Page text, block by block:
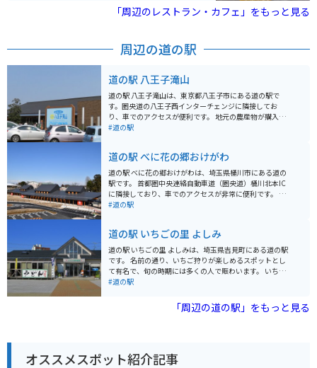
「周辺のレストラン・カフェ」をもっと見る
周辺の道の駅
道の駅 八王子滝山
道の駅 八王子滝山は、東京都八王子市にある道の駅で
す。圏央道の八王子西インターチェンジに隣接してお
り、車でのアクセスが便利です。 地元の農産物が購入で
きる「農産物直売所」や、地元食材を使った料理が楽し
野菜は人気が高く、旬の野菜を目当てに訪れる人も多く
います。レストランでは、八王子ラーメンや、地元産の
野菜を使った料理などが人気です。 バイクで訪れる場
合、駐車場も広く停めやすいので安心です。ツーリング
の休憩場所としてもおすすめです。道の駅のすぐ近くに
を訪れた際には、ぜひ地元産の野菜や、特産品のお土産
を購入してみてください。
#道の駅
道の駅 べに花の郷おけがわ
道の駅 べに花の郷おけがわは、埼玉県桶川市にある道の
駅です。 首都圏中央連絡自動車道（圏央道）桶川北本IC
に隣接しており、車でのアクセスが非常に便利です。 バ
イクで訪れる場合も、駐車場が広いため安心して駐輪で
ます。 桶川市はベニバナ（紅花）の生産が盛んな地域で
あり、道の駅 べに花の郷おけがわでも、ベニバナ関連の
商品を多数取り扱っています。 紅花染め体験なども開催
されているので、興味のある方はぜひ参加してみてくだ
さい。 また、桶川市は、中山道の宿場町として栄えた歴
ポットがいくつかあるので、散策してみるのも良いでし
ブやツーリングの休憩場所として、ぜひ立ち寄ってみて
ください。 近隣には、桶川市歴史民俗資料館や、桶川ス
#道の駅
道の駅 いちごの里 よしみ
道の駅 いちごの里 よしみは、埼玉県吉見町にある道の駅
です。 名前の通り、いちご狩りが楽しめるスポットとし
て有名で、旬の時期には多くの人で賑わいます。 いちご
以外にも、地元産の新鮮な農産物が販売されており、お
食材をふんだんに使った料理を楽しむことができます。
特に、いちごを使ったスイーツは絶品なので、ぜひ味わ
適です。 道の駅 いちごの里 よしみから少し足を延ばせ
#道の駅
「周辺の道の駅」をもっと見る
オススメスポット紹介記事